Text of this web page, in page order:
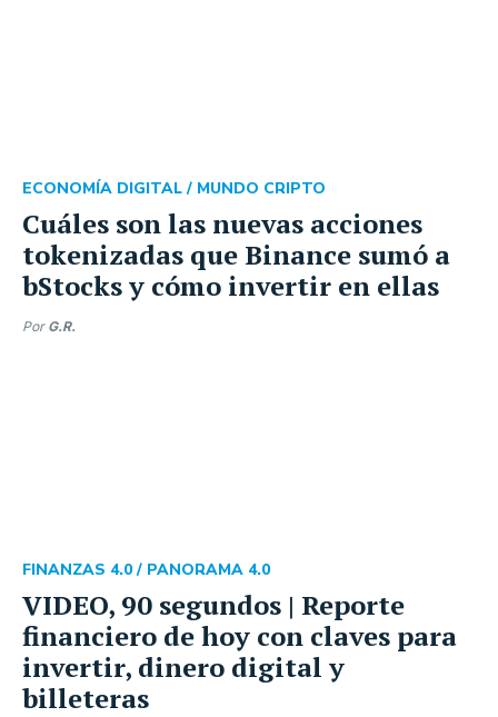
Cuáles son las nuevas acciones
tokenizadas que Binance sumó a
bStocks y cómo invertir en ellas
ECONOMÍA DIGITAL / MUNDO CRIPTO
Por G.R.
VIDEO, 90 segundos | Reporte
financiero de hoy con claves para
invertir, dinero digital y
billeteras
FINANZAS 4.0 / PANORAMA 4.0